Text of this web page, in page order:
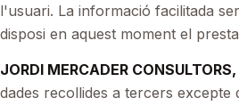
l'usuari. La informació facilitada
disposi en aquest moment el
JORDI MERCADER
dades recollides a tercers excepte